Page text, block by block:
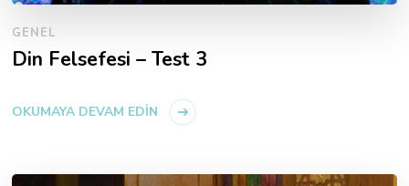
GENEL
Din Felsefesi – Test 3
OKUMAYA DEVAM EDIN